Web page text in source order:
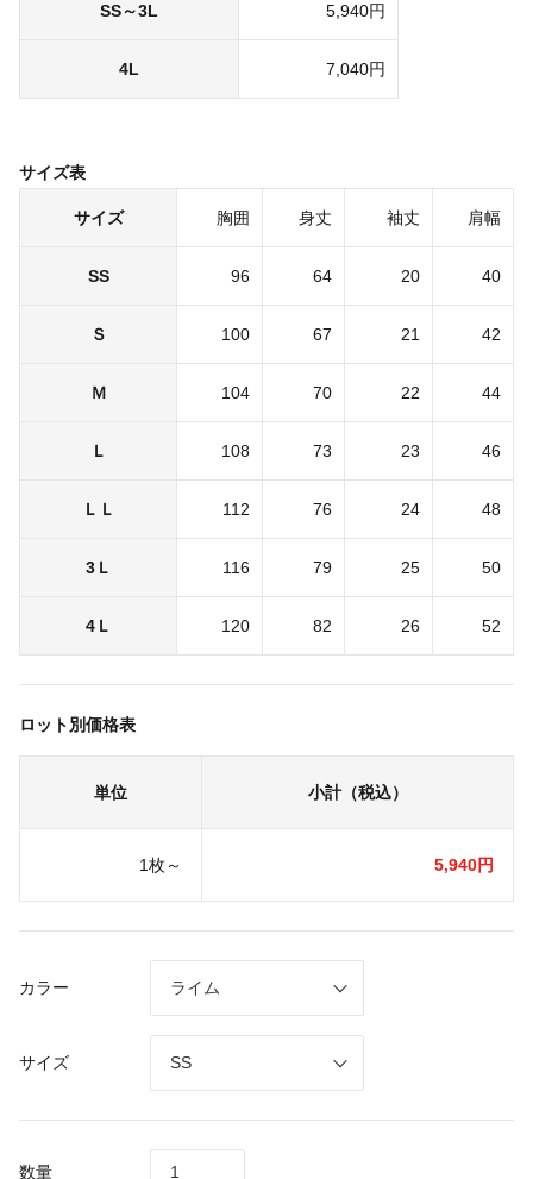
SS～3L 5,940円
4L 7,040円
サイズ表
サイズ 胸囲 身丈 袖丈 肩幅
SS 96 64 20 40
Ｓ 100 67 21 42
Ｍ 104 70 22 44
Ｌ 108 73 23 46
ＬＬ 112 76 24 48
3Ｌ 116 79 25 50
4Ｌ 120 82 26 52
ロット別価格表
単位 小計（税込）
1枚～ 5,940円
カラー
サイズ
数量